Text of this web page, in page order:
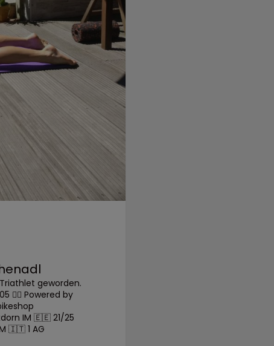
geworden.
🙋‍♂️ Powered by
IM 🇪🇪 21/25
🇮🇹 1 AG